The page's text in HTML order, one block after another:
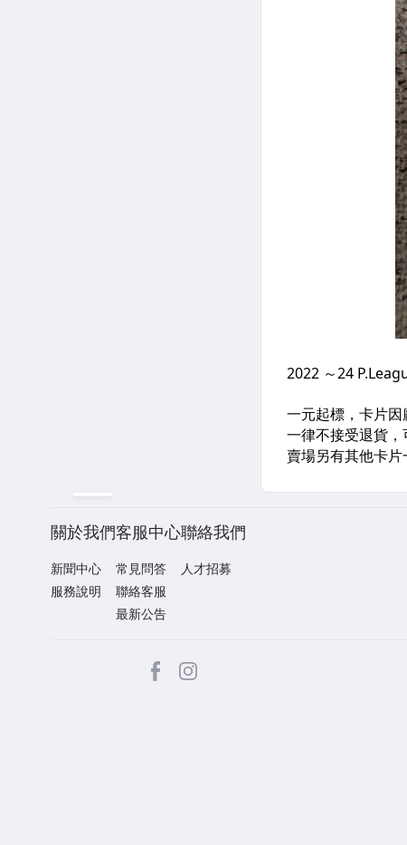
關於我們
新聞中心
服務說明
客服中心
常見問答
聯絡客服
最新公告
聯絡我們
人才招募
facebook